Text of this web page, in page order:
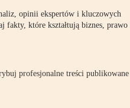
opinii ekspertów i kluczowych
fakty, które kształtują biznes, prawo
profesjonalne treści publikowane